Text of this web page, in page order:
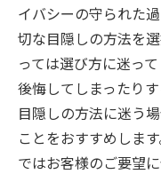
イバシーの守られた
切な目隠しの方法を
っては選び方に迷っ
後悔してしまったり
目隠しの方法に迷う
ことをおすすめしま
ではお客様のご要望